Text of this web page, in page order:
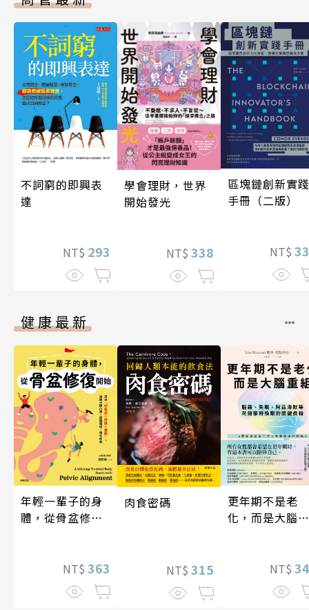
不詞窮的即興表
達
NT$ 293
學會理財，世界
開始發光
NT$ 338
區塊鏈創新實踐
手冊（二版）
NT$
健康最新
年輕一輩子的身
體，從骨盆修復
動」，遠離小腹
凸出、肩頸僵
硬、慢性疼痛
NT$ 363
肉食密碼
NT$ 315
更年期不是老
化，而是大腦重
NT$